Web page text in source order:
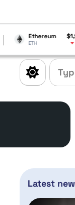
$1,903.74
-0.67%
Latest